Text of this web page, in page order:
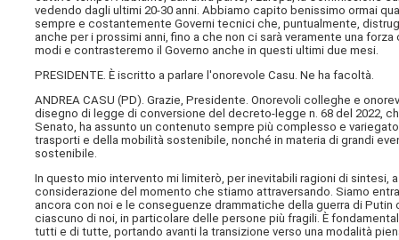
vedendo dagli ultimi 20-30 anni. Abbiamo capito benissimo ormai
sempre e costantemente Governi tecnici che, puntualmente,
anche per i prossimi anni, fino a che non ci sarà veramente una
modi e contrasteremo il Governo anche in questi ultimi due mesi.
PRESIDENTE. È iscritto a parlare l'onorevole Casu. Ne ha facoltà.
ANDREA CASU (PD). Grazie, Presidente. Onorevoli colleghe e
disegno di legge di conversione del decreto-legge n. 68 del 2022,
Senato, ha assunto un contenuto sempre più complesso e
trasporti e della mobilità sostenibile, nonché in materia di grandi
sostenibile.
In questo mio intervento mi limiterò, per inevitabili ragioni di
considerazione del momento che stiamo attraversando. Siamo
ancora con noi e le conseguenze drammatiche della guerra di
ciascuno di noi, in particolare delle persone più fragili. È
tutti e di tutte, portando avanti la transizione verso una modalità